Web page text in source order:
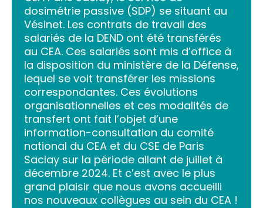
dosimétrie passive (SDP) se situant au
Vésinet. Les contrats de travail des
salariés de la DEND ont été transférés
au CEA. Ces salariés sont mis d’office à
la disposition du ministère de la Défense,
lequel se voit transférer les missions
correspondantes. Ces évolutions
organisationnelles et ces modalités de
transfert ont fait l’objet d’une
information-consultation du comité
national du CEA et du CSE de Paris
Saclay sur la période allant de juillet à
décembre 2024. Et c’est avec le plus
grand plaisir que nous avons accueilli
nos nouveaux collègues au sein du CEA !